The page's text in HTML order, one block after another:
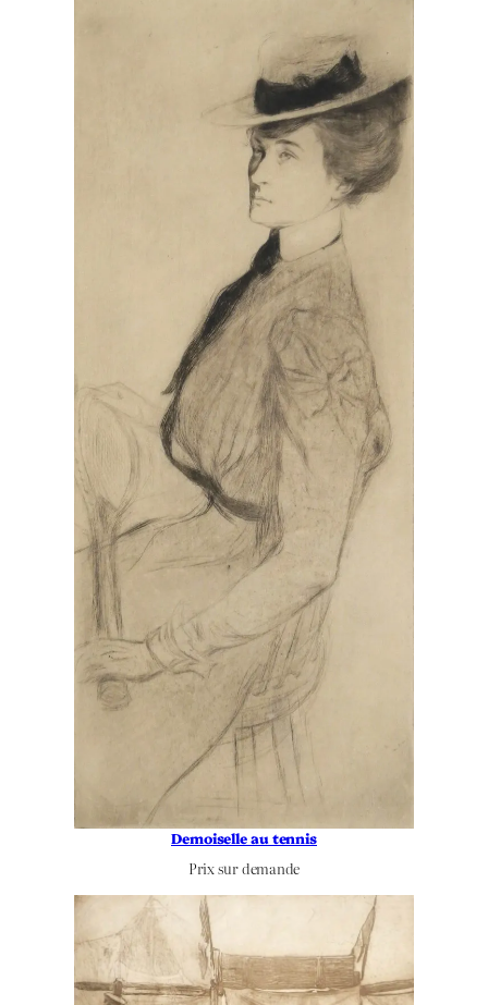
Demoiselle au tennis
Prix sur demande